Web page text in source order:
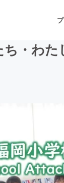
ゲーム
書籍
・わた